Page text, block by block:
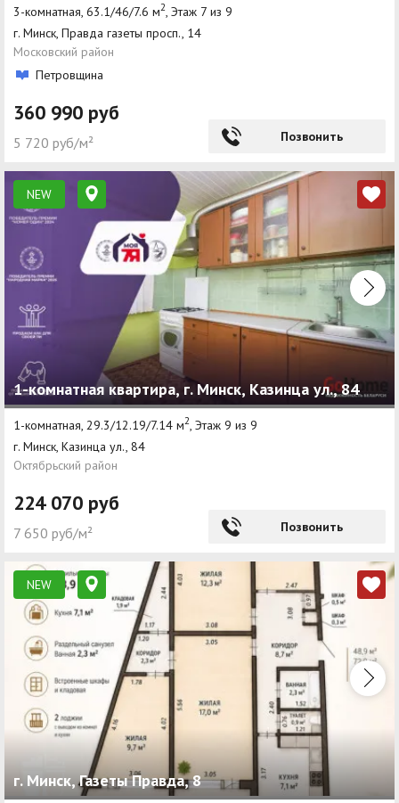
3-комнатная, 63.1/46/7.6 м2 , Этаж 7 из 9
г. Минск, Правда газеты просп., 14
Московский район
Петровщина
360 990 руб
5 720 руб/м² Позвонить
NEW
1-комнатная квартира, г. Минск, Казинца ул., 84
1-комнатная, 29.3/12.19/7.14 м2, Этаж 9 из 9
г. Минск, Казинца ул., 84
Октябрьский район
224 070 руб
7 650 руб/м² Позвонить
NEW
г. Минск, Газеты Правда, 8